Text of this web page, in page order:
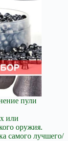
пули
или
оружия.
самого лучшего/